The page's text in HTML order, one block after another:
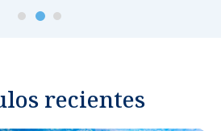
recientes